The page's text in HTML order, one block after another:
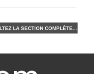
LA SECTION COMPLÈTE...